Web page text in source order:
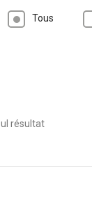
Tous
résultat